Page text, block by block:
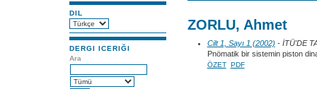
DIL
DERGI ICERIĞI
Ara
ZORLU, Ahmet
Cilt 1, Sayı 1 (2002) - İTÜ'DE
Pnömatik bir sistemin piston
ÖZET PDF